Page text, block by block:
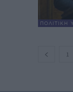
ΠΟΛΙΤΙΚΉ
1